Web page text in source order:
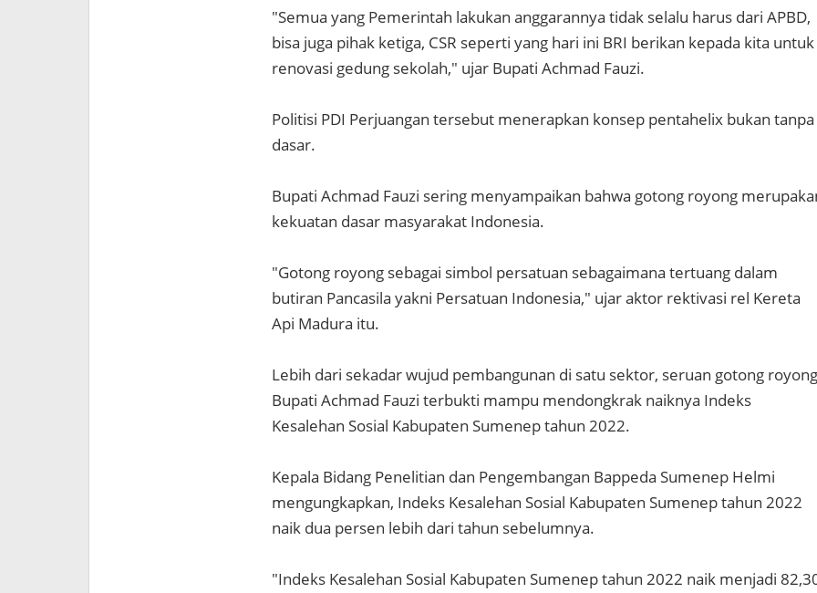
"Semua yang Pemerintah lakukan anggarannya tidak selalu harus dari APBD,
bisa juga pihak ketiga, CSR seperti yang hari ini BRI berikan kepada kita untuk
renovasi gedung sekolah," ujar Bupati Achmad Fauzi.
Politisi PDI Perjuangan tersebut menerapkan konsep pentahelix bukan tanpa
dasar.
Bupati Achmad Fauzi sering menyampaikan bahwa gotong royong
kekuatan dasar masyarakat Indonesia.
"Gotong royong sebagai simbol persatuan sebagaimana tertuang dalam
butiran Pancasila yakni Persatuan Indonesia," ujar aktor rektivasi rel Kereta
Api Madura itu.
Lebih dari sekadar wujud pembangunan di satu sektor, seruan gotong royong
Bupati Achmad Fauzi terbukti mampu mendongkrak naiknya Indeks
Kesalehan Sosial Kabupaten Sumenep tahun 2022.
Kepala Bidang Penelitian dan Pengembangan Bappeda Sumenep Helmi
mengungkapkan, Indeks Kesalehan Sosial Kabupaten Sumenep tahun 2022
naik dua persen lebih dari tahun sebelumnya.
"Indeks Kesalehan Sosial Kabupaten Sumenep tahun 2022 naik menjadi